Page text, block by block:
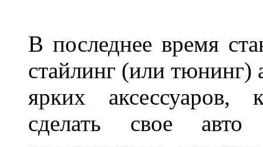
В последнее время
стайлинг (или тюнинг)
ярких аксессуаров,
сделать свое